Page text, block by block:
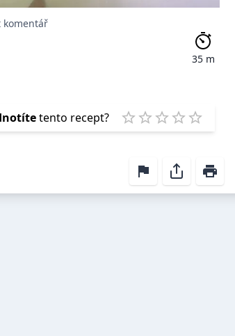
komentář
35 m
tento recept?
1 Star
2 Stars
3 Stars
4 Stars
5